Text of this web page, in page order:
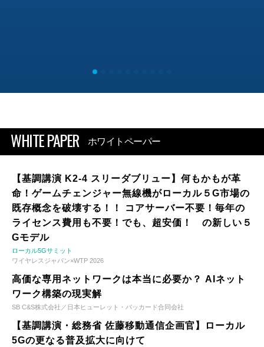
WHITE PAPER ホワイトペーパー
【基調講演 K2-4 スリーダブリュー】何もかもが革
命！ゲームチェンジャー無線機がローカル５G市場の
既存概念を破壊する！！ コアサーバー不要！毎年の
ライセンス費用も不要！でも、超安価！ の新しい５
Gモデル
ローカル5Gサミット
ワイヤレスジャパン×WTP 2026
高価な専用ネットワークは本当に必要か？ AIネット
ワーク構築の現実解
SB C&S株式会社／日本ヒューレット・パッカード合同会社
【基調講演・総務省 佐藤移動通信企画官】ローカル
5Gの更なる普及拡大に向けて